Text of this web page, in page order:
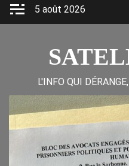
Skip
5 août 2026
L'INFO QUI